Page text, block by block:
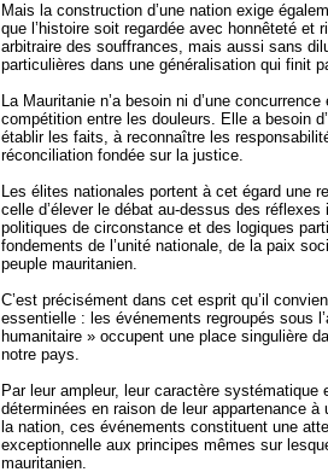
Mais la construction d’une nation exige
que l’histoire soit regardée avec honnêteté et
arbitraire des souffrances, mais aussi sans
particulières dans une généralisation qui finit
La Mauritanie n’a besoin ni d’une
compétition entre les douleurs. Elle a besoin
établir les faits, à reconnaître les
réconciliation fondée sur la justice.
Les élites nationales portent à cet égard une
celle d’élever le débat au-dessus des
politiques de circonstance et des logiques
fondements de l’unité nationale, de la paix
peuple mauritanien.
C’est précisément dans cet esprit qu’il
essentielle : les événements regroupés sous
humanitaire » occupent une place singulière
notre pays.
Par leur ampleur, leur caractère systématique
déterminées en raison de leur appartenance
la nation, ces événements constituent une
exceptionnelle aux principes mêmes sur
mauritanien.